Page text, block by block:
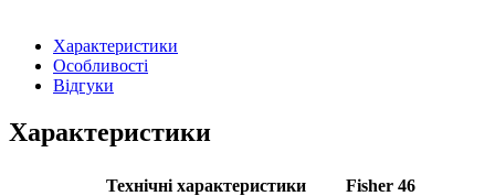
Характеристики
Особливості
Відгуки
Характеристики
Технічні характеристики
Fisher 46